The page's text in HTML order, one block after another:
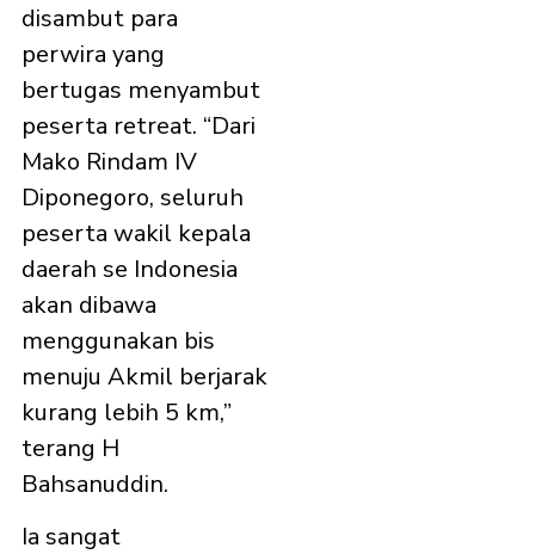
disambut para
perwira yang
bertugas menyambut
peserta retreat. “Dari
Mako Rindam IV
Diponegoro, seluruh
peserta wakil kepala
daerah se Indonesia
akan dibawa
menggunakan bis
menuju Akmil berjarak
kurang lebih 5 km,”
terang H
Bahsanuddin.
Ia sangat